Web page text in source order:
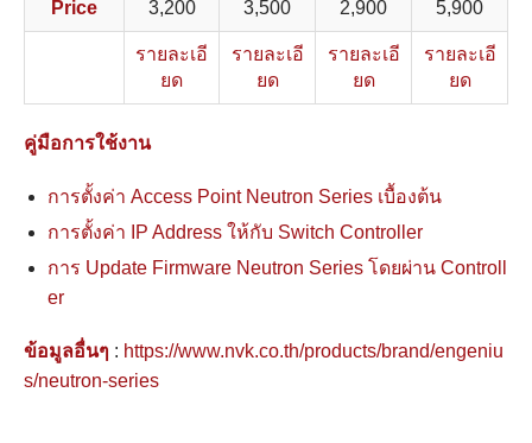
Price 3,200 3,500 2,900 5,900
รายละเอี
ยด
รายละเอี
ยด
รายละเอี
ยด
รายละเอี
ยด
คู่มือการใช้งาน
การตั้งค่า Access Point Neutron Series เบื้องต้น
การตั้งค่า IP Address ให้กับ Switch Controller
การ Update Firmware Neutron Series โดยผ่าน Controll
er
ข้อมูลอื่นๆ : https://www.nvk.co.th/products/brand/engeniu
s/neutron-series